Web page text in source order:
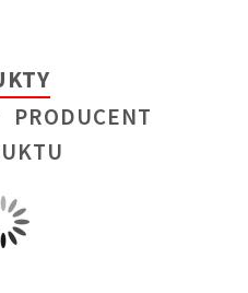
PRODUCENT